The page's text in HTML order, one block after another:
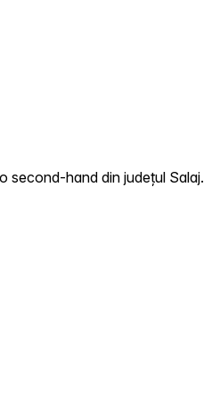
second-hand din județul Salaj.